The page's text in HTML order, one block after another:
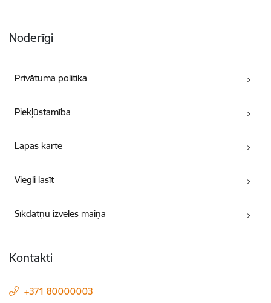
Noderīgi
Privātuma politika
Piekļūstamība
Lapas karte
Viegli lasīt
Sīkdatņu izvēles maiņa
Kontakti
+371 80000003